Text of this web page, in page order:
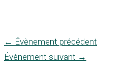
← Évènement précédent
Évènement suivant →